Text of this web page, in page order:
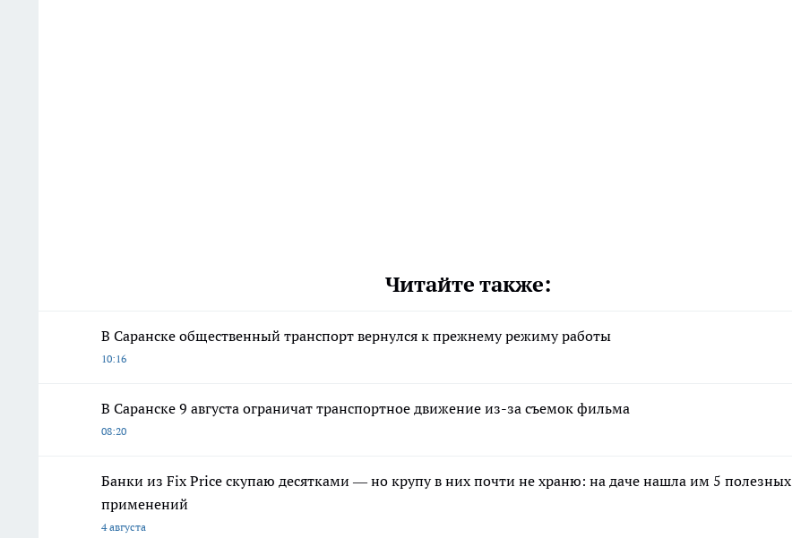
Читайте также:
В Саранске общественный транспорт вернулся к прежнему режиму работы
10:16
В Саранске 9 августа ограничат транспортное движение из-за съемок фильма
08:20
Банки из Fix Price скупаю десятками — но крупу в них почти не храню: на даче нашла им 5 полезных
применений
4 августа